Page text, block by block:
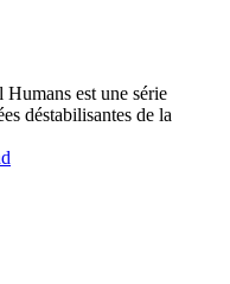
est une série
déstabilisantes de la